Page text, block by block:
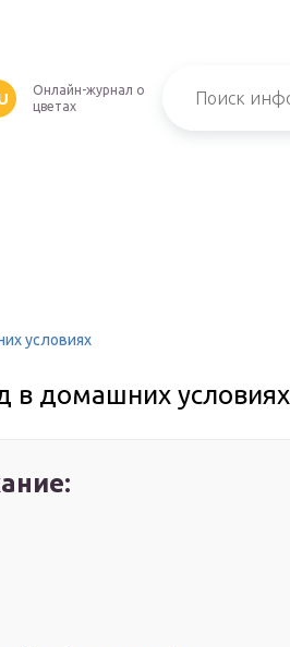
Онлайн-журнал о
цветах
условиях
в домашних условиях